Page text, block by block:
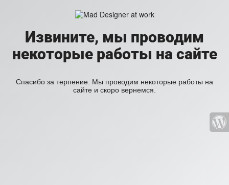
Извините, мы проводим
некоторые работы на сайте
Спасибо за терпение. Мы проводим некоторые работы на
сайте и скоро вернемся.